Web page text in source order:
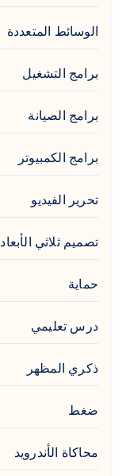
الوسائط المتعددة
برامج التشغيل
برامج الصيانة
برامج الكمبيوتر
تحرير الفيديو
تصميم ثلاثي الأبعاد
حماية
درس تعليمي
ذكري المظهر
ضغط
محاكاة الأندرويد